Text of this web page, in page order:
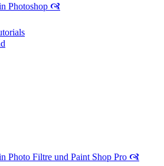
Photoshop 🙧
Photo Filtre und Paint Shop Pro 🙧